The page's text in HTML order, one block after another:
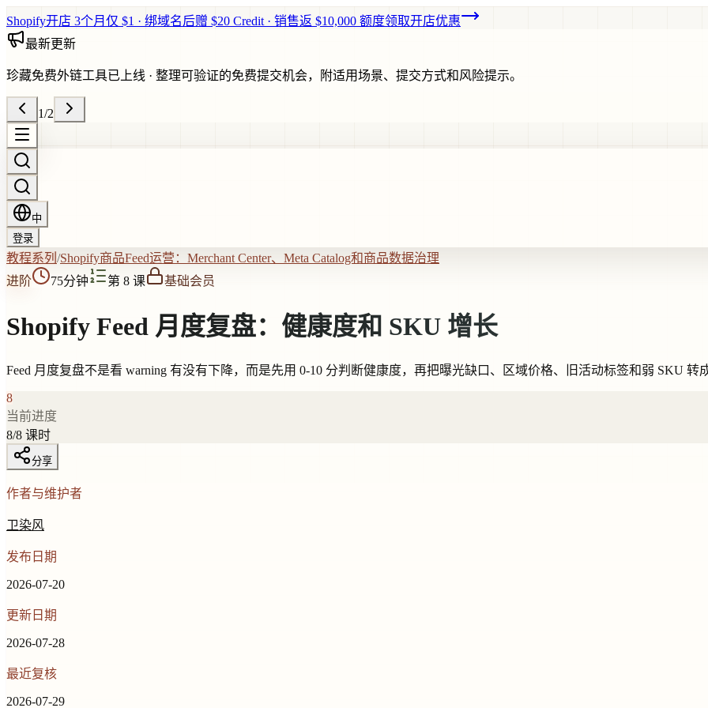
Shopify开店 3个月仅 $1 · 绑域名后赠 $20 Credit · 销售返 $10,000 额度领取开店优惠
最新更新
珍藏免费外链工具已上线 · 整理可验证的免费提交机会，附适用场景、提交方式和风险提示。
1/2
中
登录
教程系列 /Shopify商品Feed运营：Merchant Center、Meta Catalog和商品数据治理
进阶
75分钟 第 8 课 基础会员
Shopify Feed 月度复盘：健康度和 SKU 增长
Feed 月度复盘不是看 warning 有没有下降，而是先用 0-10 分判断健康度，再把曝光缺口、区域价格、旧活动标签和弱 SKU 转
8
当前进度
8/8 课时
分享
作者与维护者
卫染风
发布日期
2026-07-20
更新日期
2026-07-28
最近复核
2026-07-29